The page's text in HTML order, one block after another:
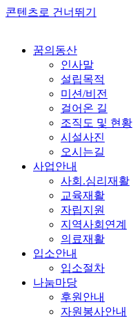
콘텐츠로 건너뛰기
꿈의동산
인사말
설립목적
미션/비전
걸어온 길
조직도 및 현황
시설사진
오시는길
사업안내
사회.심리재활
교육재활
자립지원
지역사회연계
의료재활
입소안내
입소절차
나눔마당
후원안내
자원봉사안내